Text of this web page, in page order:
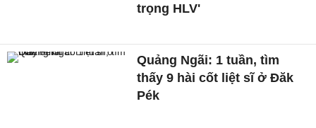
trọng HLV'
Quảng Ngãi: 1 tuần, tìm
thấy 9 hài cốt liệt sĩ ở Đăk
Pék